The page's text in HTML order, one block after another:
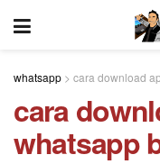
whatsapp > cara download
cara
whatsapp